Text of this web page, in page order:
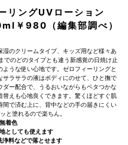
リングUVローション
￥980（編集部調べ）
湿のクリームタイプ、キッズ用など様々あ
でのどのタイプとも違う新感覚の日焼け止
うな使い心地です。ゼロフィーリングと
ラサラの液はボディにのせて、ひと撫で
ー配合で、うるおいながらもベタつかな
えも心地良くできます。驚くほどすぐ肌
で済む上に、背中などの手の届きにくい
と塗れるので楽ちん。
着色
としても使えます
料などで落とせます